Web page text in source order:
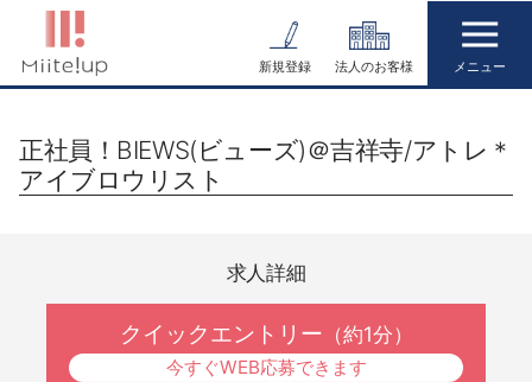
テ
新規登録 法人のお客様
正社員！BIEWS(ビューズ)＠吉祥寺/アトレ＊
アイブロウリスト
求人詳細
クイックエントリー （約1分）
今すぐWEB応募できます